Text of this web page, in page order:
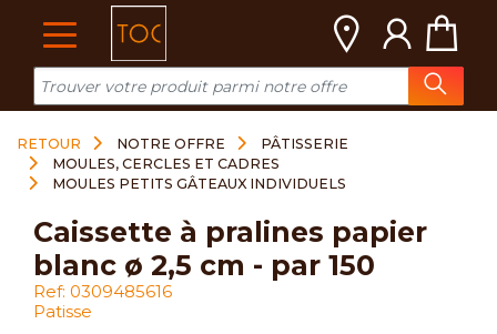
RETOUR NOTRE OFFRE
PÂTISSERIE
MOULES, CERCLES ET CADRES
MOULES PETITS GÂTEAUX INDIVIDUELS
caissette à pralines papier
blanc ø 2,5 cm - par 150
Ref: 0309485616
Patisse
Cookies management panel